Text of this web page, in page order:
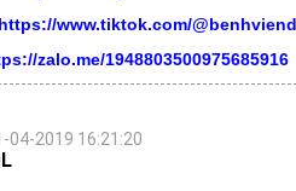
https://www.tiktok.com/
zalo.me/1948803500975685916
04-2019 16:21:20